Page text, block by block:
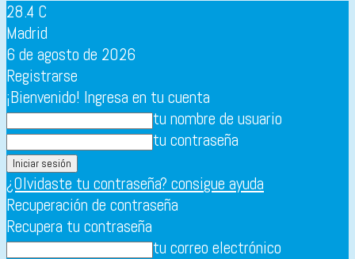
28.4 C
Madrid
6 de agosto de 2026
Registrarse
¡Bienvenido! Ingresa en tu cuenta
tu nombre de usuario
tu contraseña
¿Olvidaste tu contraseña? consigue ayuda
Recuperación de contraseña
Recupera tu contraseña
tu correo electrónico